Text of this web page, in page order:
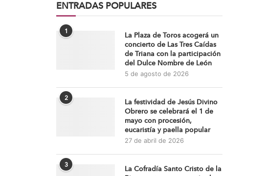
ENTRADAS POPULARES
1
La Plaza de Toros acogerá un
concierto de Las Tres Caídas
de Triana con la participación
del Dulce Nombre de León
5 de agosto de 2026
2
La festividad de Jesús Divino
Obrero se celebrará el 1 de
mayo con procesión,
eucaristía y paella popular
27 de abril de 2026
3
La Cofradía Santo Cristo de la